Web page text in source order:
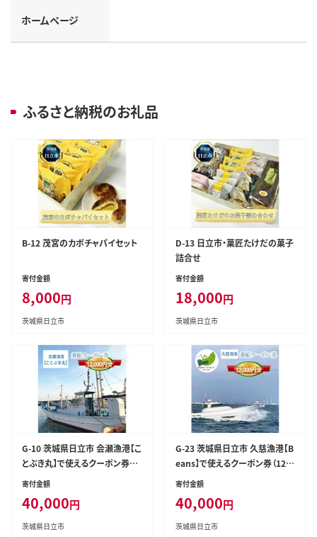
ホームページ
ふるさと納税のお礼品
B-12 茂宮のカボチャパイセット
寄付金額
8,000円
茨城県日立市
D-13 日立市・菓匠たけだの菓子
詰合せ
寄付金額
18,000円
茨城県日立市
G-10 茨城県日立市 会瀬漁港【こ
とぶき丸】で使えるクーポン券（1
2000円分）
寄付金額
40,000円
茨城県日立市
G-23 茨城県日立市 久慈漁港【B
eans】で使えるクーポン券（120
00円分）
寄付金額
40,000円
茨城県日立市